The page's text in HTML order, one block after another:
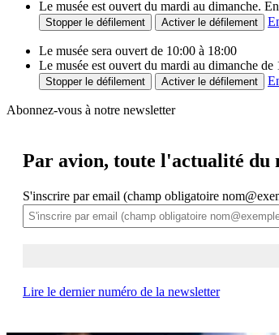
Le musée est ouvert du mardi au dimanche.
Stopper le défilement Activer le défilement
Le musée sera ouvert de 10:00 à 18:00
Le musée est ouvert du mardi au dimanche de
Stopper le défilement Activer le défilement
Abonnez-vous à notre newsletter
Par avion, toute l'actualité du
S'inscrire par email (champ obligatoire
Lire le dernier numéro de la newsletter